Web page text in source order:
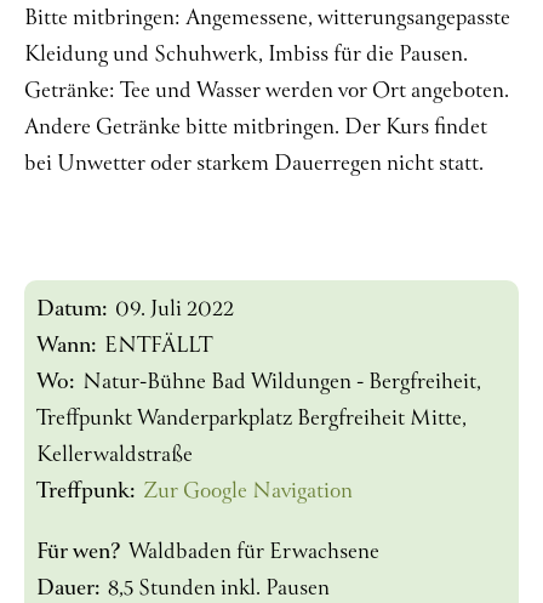
Bitte mitbringen: Angemessene, witterungsangepasste
Kleidung und Schuhwerk, Imbiss für die Pausen.
Getränke: Tee und Wasser werden vor Ort angeboten.
Andere Getränke bitte mitbringen. Der Kurs findet
bei Unwetter oder starkem Dauerregen nicht statt.
Datum: 09. Juli 2022
Wann: ENTFÄLLT
Wo: Natur-Bühne Bad Wildungen - Bergfreiheit,
Treffpunkt Wanderparkplatz Bergfreiheit Mitte,
Kellerwaldstraße
Treffpunk: Zur Google Navigation
Für wen? Waldbaden für Erwachsene
Dauer: 8,5 Stunden inkl. Pausen